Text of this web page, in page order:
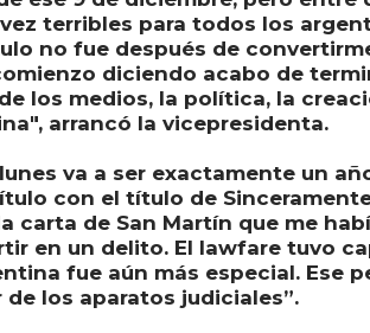
terribles para todos los
no fue después de
diciendo acabo de
los medios, la política, la
arrancó la vicepresidenta.
va a ser exactamente un
con el título de
carta de San Martín que me
en un delito. El lawfare tuvo
fue aún más especial. Ese
los aparatos judiciales”.